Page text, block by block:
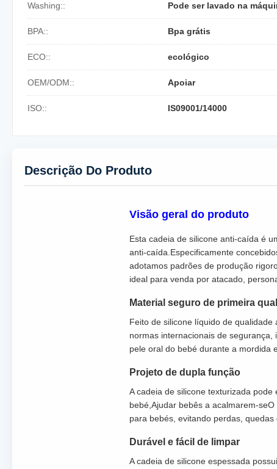
Washing:: Pode ser lavado na
BPA:: Bpa grátis
ECO:: ecológico
OEM/ODM:: Apoiar
ISO:: IS09001/14000
Descrição Do Produto
Visão geral do produto
Esta cadeia de silicone anti-caída é
anti-caída.Especificamente
adotamos padrões de produção
ideal para venda por atacado,
Material seguro de primeira
Feito de silicone líquido de
normas internacionais de segurança,
pele oral do bebé durante a mordida
Projeto de dupla função
A cadeia de silicone texturizada
bebé,Ajudar bebês a acalmarem-
para bebés, evitando perdas,
Durável e fácil de limpar
A cadeia de silicone espessada